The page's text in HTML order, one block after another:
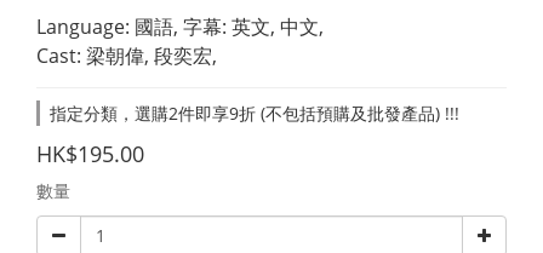
Language: 國語, 字幕: 英文, 中文,
Cast: 梁朝偉, 段奕宏,
指定分類，選購2件即享9折 (不包括預購及批發產品) !!!
HK$195.00
數量